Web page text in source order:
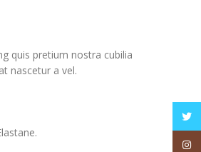
quis pretium nostra cubilia
nascetur a vel.